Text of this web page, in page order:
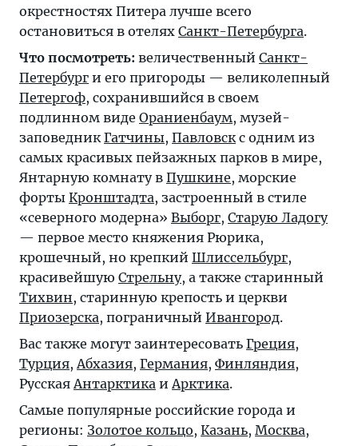
окрестностях Питера лучше всего
остановиться в отелях Санкт-Петербурга.
Что посмотреть: величественный Санкт-
Петербург и его пригороды — великолепный
Петергоф, сохранившийся в своем
подлинном виде Ораниенбаум, музей-
заповедник Гатчины, Павловск с одним из
самых красивых пейзажных парков в мире,
Янтарную комнату в Пушкине, морские
форты Кронштадта, застроенный в стиле
«северного модерна» Выборг, Старую Ладогу
— первое место княжения Рюрика,
крошечный, но крепкий Шлиссельбург,
красивейшую Стрельну, а также старинный
Тихвин, старинную крепость и церкви
Приозерска, пограничный Ивангород.
Вас также могут заинтересовать Греция,
Турция, Абхазия, Германия, Финляндия,
Русская Антарктика и Арктика.
Самые популярные российские города и
регионы: Золотое кольцо, Казань, Москва,